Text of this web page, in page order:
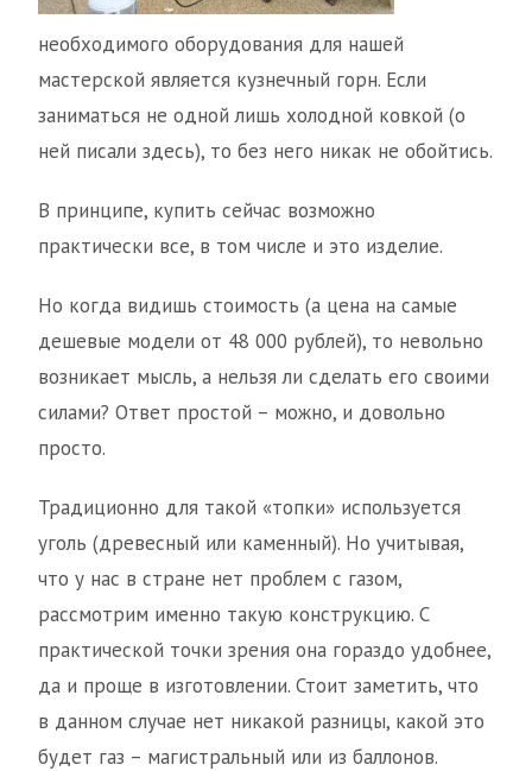
необходимого оборудования для нашей
мастерской является кузнечный горн. Если
заниматься не одной лишь холодной ковкой (о
ней писали здесь), то без него никак не обойтись.
В принципе, купить сейчас возможно
практически все, в том числе и это изделие.
Но когда видишь стоимость (а цена на самые
дешевые модели от 48 000 рублей), то невольно
возникает мысль, а нельзя ли сделать его своими
силами? Ответ простой – можно, и довольно
просто.
Традиционно для такой «топки» используется
уголь (древесный или каменный). Но учитывая,
что у нас в стране нет проблем с газом,
рассмотрим именно такую конструкцию. С
практической точки зрения она гораздо удобнее,
да и проще в изготовлении. Стоит заметить, что
в данном случае нет никакой разницы, какой это
будет газ – магистральный или из баллонов.